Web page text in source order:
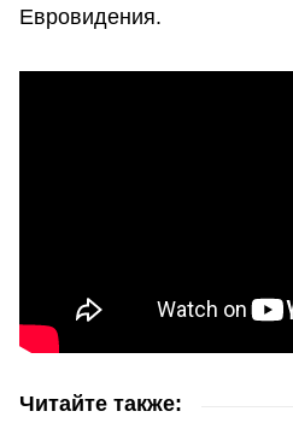
Евровидения.
Читайте также: